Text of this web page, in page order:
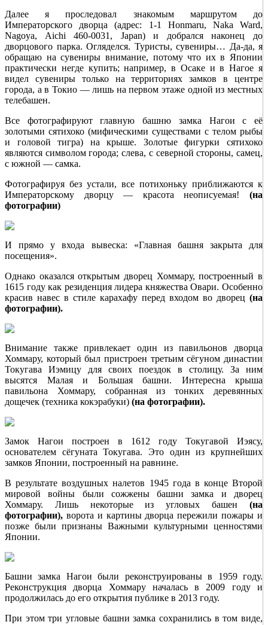
Далее я проследовал знакомым маршрутом до
Императорского дворца (адрес: 1-1 Honmaru, Naka Ward,
Nagoya, Aichi 460-0031, Japan) и добрался наконец до
дворцового парка. Огляделся. Туристы, сувениры… Да-да, я
обращаю на сувениры внимание, потому что их в Японии
практически негде купить; например, в Осаке и в Нагое я
видел сувениры только на территориях замков в центре
города, а в Токио — лишь на первом этаже одной из местных
телебашен.
Все фотографируют главную башню замка Нагои с её
золотыми сятихоко (мифическими существами с телом рыбы
и головой тигра) на крыше. Золотые фигурки сятихоко
являются символом города; слева, с северной стороны, самец,
с южной — самка.
Фотографируя без устали, все потихоньку приближаются к
Императорскому дворцу — красота неописуемая! (на
фотографии)
И прямо у входа вывеска: «Главная башня закрыта для
посещения».
Однако оказался открытым дворец Хоммару, построенный в
1615 году как резиденция лидера княжества Овари. Особенно
красив навес в стиле карахафу перед входом во дворец (на
фотографии).
Внимание также привлекает один из павильонов дворца
Хоммару, который был пристроен третьим сёгуном династии
Токугава Иэмицу для своих поездок в столицу. За ним
высятся Малая и Большая башни. Интересна крыша
павильона Хоммару, собранная из тонких деревянных
дощечек (техника кокэрабуки) (на фотографии).
Замок Нагои построен в 1612 году Токугавой Иэясу,
основателем сёгуната Токугава. Это один из крупнейших
замков Японии, построенный на равнине.
В результате воздушных налетов 1945 года в конце Второй
мировой войны были сожжены башни замка и дворец
Хоммару. Лишь некоторые из угловых башен (на
фотографии), ворота и картины дворца пережили пожары и
позже были признаны Важными культурными ценностями
Японии.
Башни замка Нагои были реконструированы в 1959 году.
Реконструкция дворца Хоммару началась в 2009 году и
продолжилась до его открытия публике в 2013 году.
При этом три угловые башни замка сохранились в том виде,